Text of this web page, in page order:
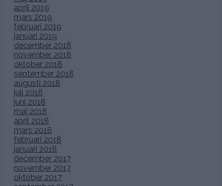
april 2019
mars 2019
februari 2019
januari 2019
december 2018
november 2018
oktober 2018
september 2018
augusti 2018
juli 2018
juni 2018
maj 2018
april 2018
mars 2018
februari 2018
januari 2018
december 2017
november 2017
oktober 2017